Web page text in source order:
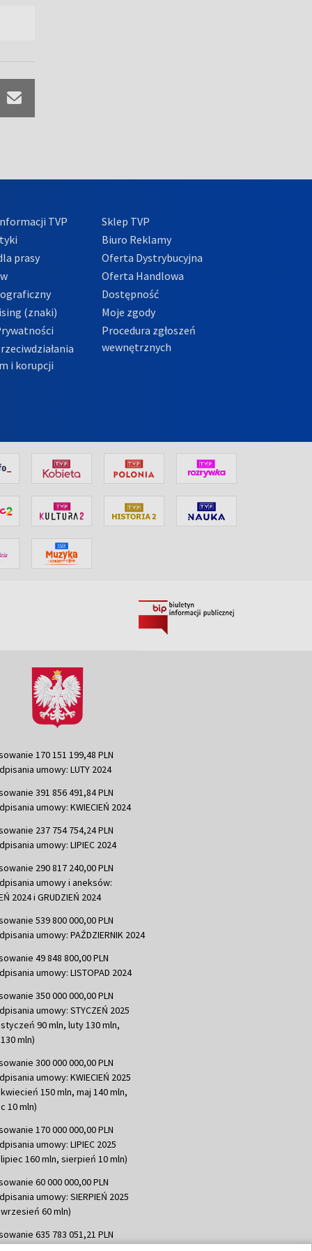
TVP
prasy
(znaki)
i korupcji
Sklep TVP
Biuro Reklamy
Oferta Dystrybucyjna
Oferta Handlowa
Dostępność
Moje zgody
Procedura zgłoszeń
wewnętrznych
170 151 199,48 PLN
umowy: LUTY 2024
391 856 491,84 PLN
umowy: KWIECIEŃ 2024
237 754 754,24 PLN
umowy: LIPIEC 2024
290 817 240,00 PLN
umowy i aneksów:
2024 i GRUDZIEŃ 2024
539 800 000,00 PLN
umowy: PAŹDZIERNIK 2024
49 848 800,00 PLN
umowy: LISTOPAD 2024
350 000 000,00 PLN
umowy: STYCZEŃ 2025
90 mln, luty 130 mln,
mln)
300 000 000,00 PLN
umowy: KWIECIEŃ 2025
150 mln, maj 140 mln,
10 mln)
170 000 000,00 PLN
umowy: LIPIEC 2025
160 mln, sierpień 10 mln)
60 000 000,00 PLN
umowy: SIERPIEŃ 2025
60 mln)
635 783 051,21 PLN